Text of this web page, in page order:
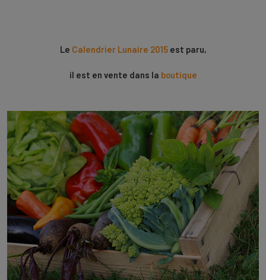
Le Calendrier Lunaire 2015est paru,
il est en vente dans la boutique